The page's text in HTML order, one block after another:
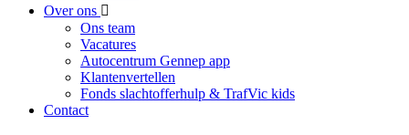
Over ons
Ons team
Vacatures
Autocentrum Gennep app
Klantenvertellen
Fonds slachtofferhulp & TrafVic kids
Contact